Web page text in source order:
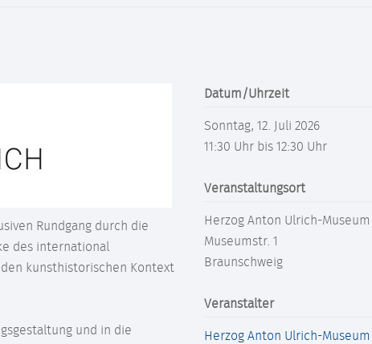
Rundgang durch die
des international
kunsthistorischen Kontext
und in die
Datum/Uhrzeit
Sonntag, 12. Juli 2026
11:30 Uhr bis 12:30 Uhr
Veranstaltungsort
Herzog Anton Ulrich-Museum
Museumstr. 1
Braunschweig
Veranstalter
Herzog Anton Ulrich-Museum